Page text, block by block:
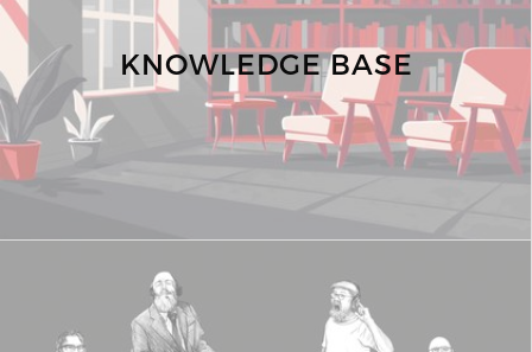
KNOWLEDGE BASE